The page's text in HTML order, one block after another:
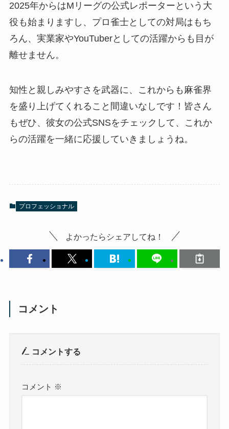
2025年からはMリーグの公式レポーターという大
役も始まりますし、プロ雀士としての対局はもち
ろん、実業家やYouTuberとしての活躍からも目が
離せません。
知性と親しみやすさを武器に、これからも麻雀界
を盛り上げてくれること間違いなしです！皆さん
もぜひ、彼女の公式SNSをチェックして、これか
らの活躍を一緒に応援していきましょうね。
プロフェッショナル
よかったらシェアしてね！
コメント
コメントする
コメント ※